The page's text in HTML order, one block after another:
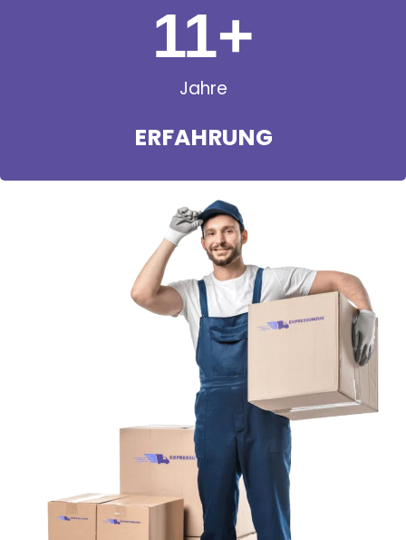
Jahre
ERFAHRUNG
11+